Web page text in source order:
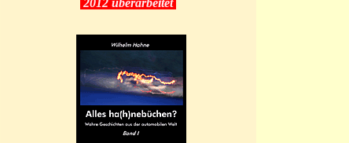
2012 überarbeitet